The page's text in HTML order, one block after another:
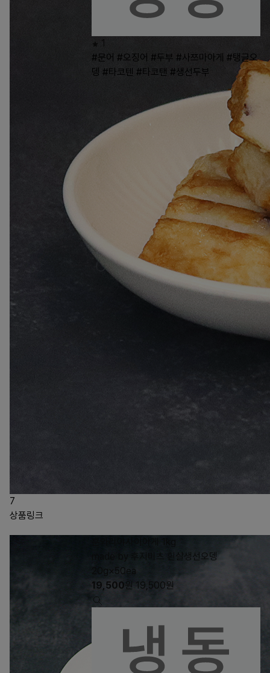
7
1
#문어 #오징어 #두부 #사쯔마아게 #탱글오
뎅 #타코텐 #타코탠 #생선두부
상품링크
made by 후지미츠 흰살생선오뎅
20g×50ea
19,500원 19,500원